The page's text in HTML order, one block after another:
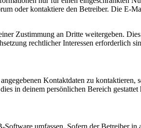
oder kontaktiere den Betreiber. Die
Zustimmung an Dritte weitergeben.
rechtlicher Interessen erforderlich
Kontaktdaten zu
in deinem persönlichen Bereich gestattet